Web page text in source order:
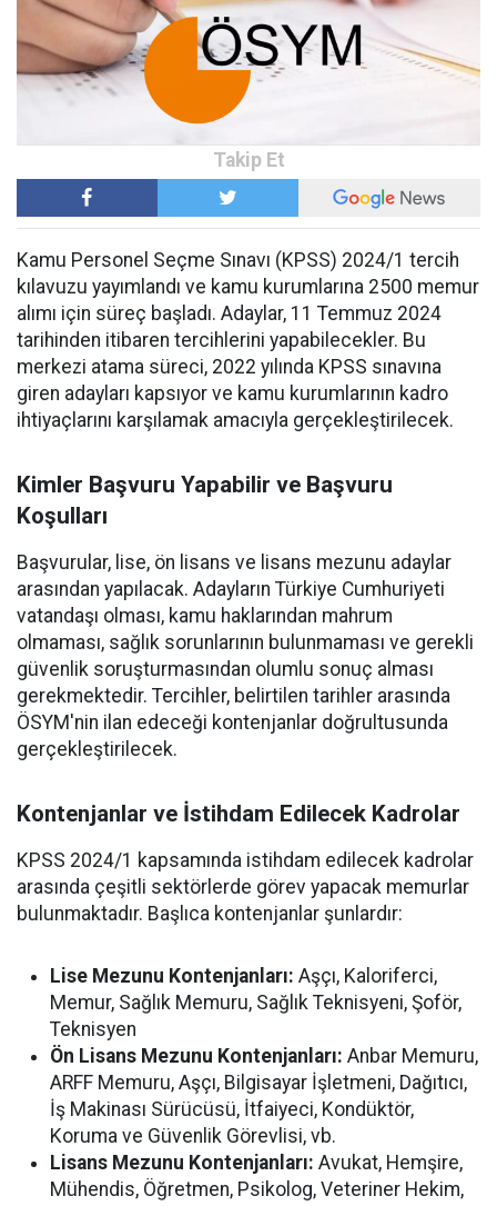
Kamu Personel Seçme Sınavı (KPSS) 2024/1 tercih
kılavuzu yayımlandı ve kamu kurumlarına 2500 memur
alımı için süreç başladı. Adaylar, 11 Temmuz 2024
tarihinden itibaren tercihlerini yapabilecekler. Bu
merkezi atama süreci, 2022 yılında KPSS sınavına
giren adayları kapsıyor ve kamu kurumlarının kadro
ihtiyaçlarını karşılamak amacıyla gerçekleştirilecek.
Kimler Başvuru Yapabilir ve Başvuru
Koşulları
Başvurular, lise, ön lisans ve lisans mezunu adaylar
arasından yapılacak. Adayların Türkiye Cumhuriyeti
vatandaşı olması, kamu haklarından mahrum
olmaması, sağlık sorunlarının bulunmaması ve gerekli
güvenlik soruşturmasından olumlu sonuç alması
gerekmektedir. Tercihler, belirtilen tarihler arasında
ÖSYM'nin ilan edeceği kontenjanlar doğrultusunda
gerçekleştirilecek.
Kontenjanlar ve İstihdam Edilecek Kadrolar
KPSS 2024/1 kapsamında istihdam edilecek kadrolar
arasında çeşitli sektörlerde görev yapacak memurlar
bulunmaktadır. Başlıca kontenjanlar şunlardır:
Lise Mezunu Kontenjanları: Aşçı, Kaloriferci,
Memur, Sağlık Memuru, Sağlık Teknisyeni, Şoför,
Teknisyen
Ön Lisans Mezunu Kontenjanları: Anbar Memuru,
ARFF Memuru, Aşçı, Bilgisayar İşletmeni, Dağıtıcı,
İş Makinası Sürücüsü, İtfaiyeci, Kondüktör,
Koruma ve Güvenlik Görevlisi, vb.
Lisans Mezunu Kontenjanları: Avukat, Hemşire,
Mühendis, Öğretmen, Psikolog, Veteriner Hekim,